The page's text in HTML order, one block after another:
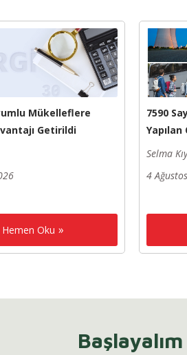
Mükelleflere
Getirildi
Hemen Oku
7590
Selma
4
Başlayalım